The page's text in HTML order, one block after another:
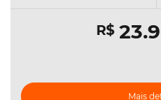
R$
Mais